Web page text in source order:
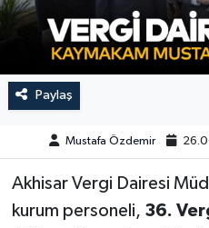
Paylaş
Mustafa Özdemir
Akhisar Vergi Dairesi
kurum personeli, 36.
Etiketler
Yaşam
Yerel Haber
Akhisar Emlak